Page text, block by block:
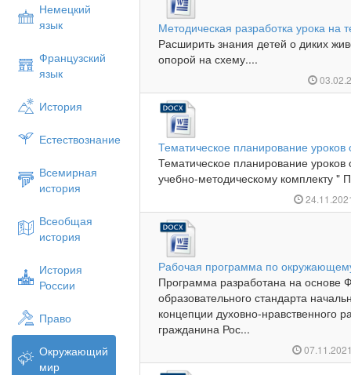
Немецкий
язык
Французский
язык
История
Естествознание
Всемирная
история
Всеобщая
история
История
России
Право
Окружающий
мир
Методическая разработка урока на
Расширить знания детей о диких
опорой на схему....
Тематическое планирование
Тематическое планирование
учебно-методическому комплекту "
Рабочая программа по
Программа разработана на основе
образовательного стандарта
концепции духовно-нравственного
гражданина Рос...